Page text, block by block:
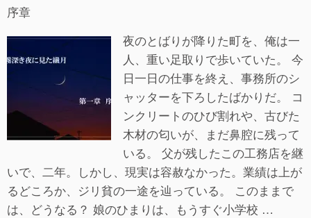
序章
夜のとばりが降りた町を、俺は一
人、重い足取りで歩いていた。 今
日一日の仕事を終え、事務所のシ
ャッターを下ろしたばかりだ。 コ
ンクリートのひび割れや、古びた
木材の匂いが、まだ鼻腔に残って
いる。 父が残したこの工務店を継
いで、二年。しかし、現実は容赦なかった。業績は上が
るどころか、ジリ貧の一途を辿っている。 このままで
は、どうなる？ 娘のひまりは、もうすぐ小学校 …